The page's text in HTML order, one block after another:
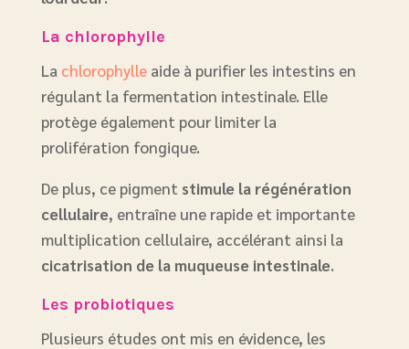
La chlorophylle
La chlorophylleaide à purifier les intestins en
régulant la fermentation intestinale. Elle
protège également pour limiter la
prolifération fongique.
De plus, ce pigment stimule la régénération
cellulaire, entraîne une rapide et importante
multiplication cellulaire, accélérant ainsi la
cicatrisation de la muqueuse intestinale.
Les probiotiques
Plusieurs études ont mis en évidence, les